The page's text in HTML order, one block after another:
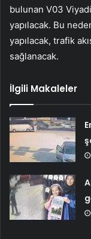
bulunan V03
yapılacak. Bu
yapılacak, trafik
sağlanacak.
İlgili Makaleler